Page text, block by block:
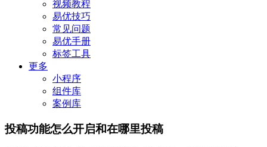
视频教程
易优技巧
常见问题
易优手册
标签工具
更多
小程序
组件库
案例库
投稿功能怎么开启和在哪里投稿